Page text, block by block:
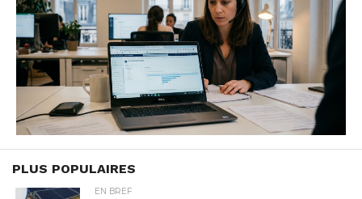
PLUS POPULAIRES
EN BREF